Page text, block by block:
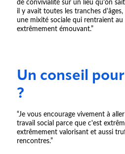
de convivialité sur un lieu qu’on
il y avait toutes les tranches
une mixité sociale qui rentraient
extrêmement émouvant.”
Un conseil
?
“Je vous encourage vivement à
travail social parce que c'est
extrêmement valorisant et aussi
rencontres.”